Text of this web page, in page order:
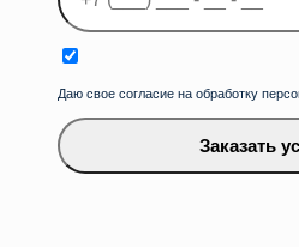
Даю свое согласие на обработку
Заказать